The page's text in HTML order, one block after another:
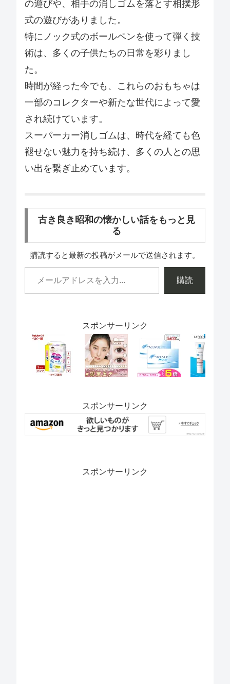
の遊びや、相手の消しゴムを落とす相撲形
式の遊びがありました。
特にノック式のボールペンを使って弾く技
術は、多くの子供たちの日常を彩りまし
た。
時間が経った今でも、これらのおもちゃは
一部のコレクターや新たな世代によって愛
され続けています。
スーパーカー消しゴムは、時代を経ても色
褪せない魅力を持ち続け、多くの人との思
い出を繋ぎ止めています。
古き良き昭和の懐かしい話をもっと見
る
購読すると最新の投稿がメールで送信されます。
購読
スポンサーリンク
スポンサーリンク
スポンサーリンク